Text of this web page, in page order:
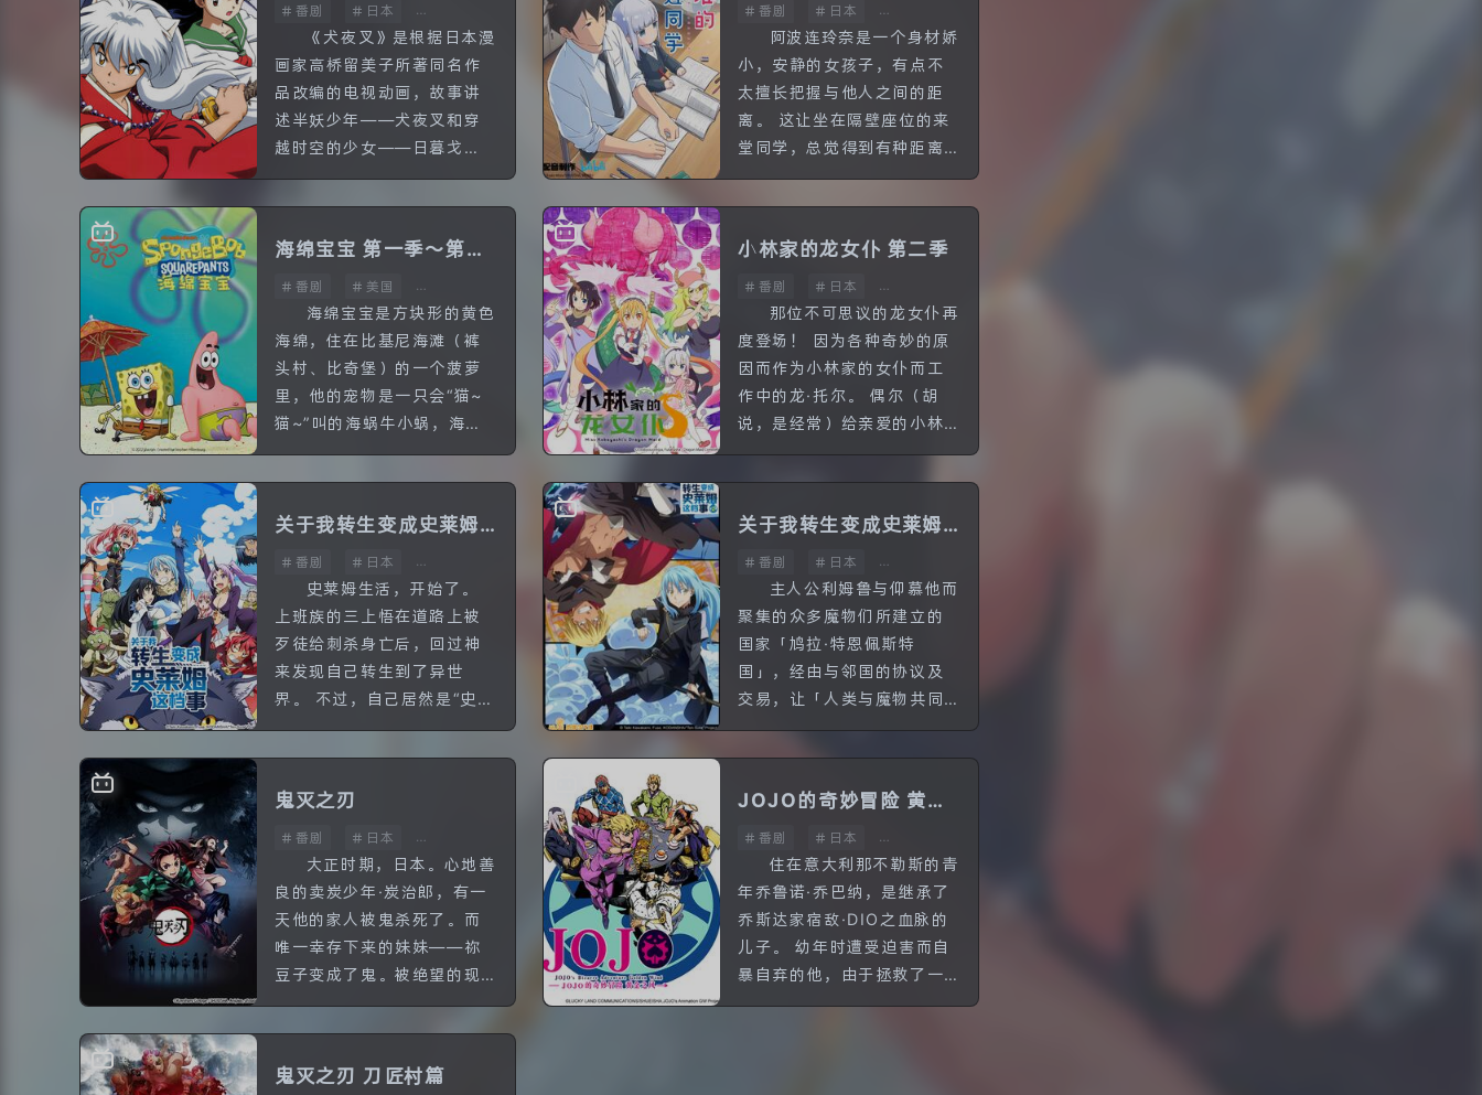
番剧
日本
全167话
《犬夜叉》是根据日本漫
画家高桥留美子所著同名作
品改编的电视动画，故事讲
述半妖少年——犬夜叉和穿
越时空的少女——日暮戈
薇，以及法师弥勒、驱魔师
珊瑚、叉尾妖猫云母、小狐
并四处寻找四...
配版
番剧
日本
全12话
阿波连玲奈是一个身材娇
小，安静的女孩子，有点不
太擅长把握与他人之间的距
离。 这让坐在隔壁座位的来
堂同学，总觉得到有种距离
感。 有一天，来堂同学捡起
了阿波连同学掉在地上的橡
距离开...
海绵宝宝 第一季～第九
季 中文配音
番剧
美国
全161话
海绵宝宝是方块形的黄色
海绵，住在比基尼海滩（裤
头村、比奇堡）的一个菠萝
里，他的宠物是一只会“猫~
猫~”叫的海蜗牛小蜗，海绵
宝宝喜欢捕捉水母，职业是
蟹堡王（The Krusty
小林家的龙女仆 第二季
番剧
日本
全13话
那位不可思议的龙女仆再
度登场！ 因为各种奇妙的原
因而作为小林家的女仆而工
作中的龙·托尔。 偶尔（胡
说，是经常）给亲爱的小林
添麻烦，总算是融入了人类
社会，成为了一个完美的
同样是...
关于我转生变成史莱姆
这档事
番剧
日本
全28话
史莱姆生活，开始了。
上班族的三上悟在道路上被
歹徒给刺杀身亡后，回过神
来发现自己转生到了异世
界。 不过，自己居然是“史莱
姆”！ 他在得到利姆鲁这个名
字后开始了自己的史莱姆人
流的...
关于我转生变成史莱姆
这档事 第二季
番剧
日本
全26话
主人公利姆鲁与仰慕他而
聚集的众多魔物们所建立的
国家「鸠拉·特恩佩斯特
国」，经由与邻国的协议及
交易，让「人类与魔物共同
漫步的国家」这一温柔的理
想逐步成形。 利姆鲁作为曾
「对人类的...
鬼灭之刃
番剧
日本
全26话
大正时期，日本。心地善
良的卖炭少年·炭治郎，有一
天他的家人被鬼杀死了。而
唯一幸存下来的妹妹——祢
豆子变成了鬼。被绝望的现
实打垮的炭治郎，为了寻找
让妹妹变回人类的方法，决
人...
JOJO的奇妙冒险 黄金
之风
番剧
日本
全39话
住在意大利那不勒斯的青
年乔鲁诺·乔巴纳，是继承了
乔斯达家宿敌·DIO之血脉的
儿子。 幼年时遭受迫害而自
暴自弃的他，由于拯救了一
名黑帮男子，而学到了“相信
鬼灭之刃 刀匠村篇